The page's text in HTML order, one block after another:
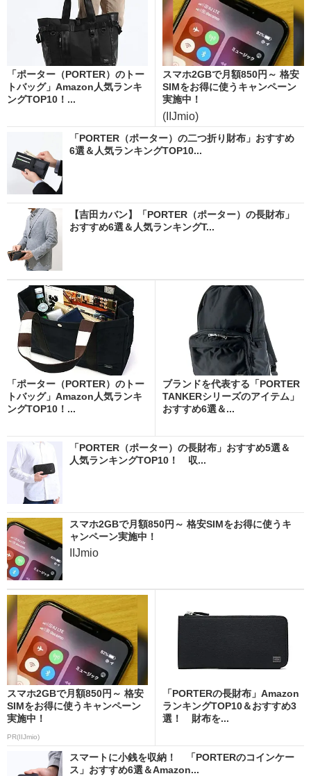
「ポーター（PORTER）のトー
トバッグ」Amazon人気ランキ
ングTOP10！...
スマホ2GBで月額850円～ 格安
SIMをお得に使うキャンペーン
実施中！
(IIJmio)
「PORTER（ポーター）の二つ折り財布」おすすめ
6選＆人気ランキングTOP10...
【吉田カバン】「PORTER（ポーター）の長財布」
おすすめ6選＆人気ランキングT...
「ポーター（PORTER）のトー
トバッグ」Amazon人気ランキ
ングTOP10！...
ブランドを代表する「PORTER
TANKERシリーズのアイテム」
おすすめ6選＆...
「PORTER（ポーター）の長財布」おすすめ5選＆
人気ランキングTOP10！ 収...
スマホ2GBで月額850円～ 格安SIMをお得に使うキ
ャンペーン実施中！
IIJmio
スマホ2GBで月額850円～ 格安
SIMをお得に使うキャンペーン
実施中！
PR(IIJmio)
「PORTERの長財布」Amazon
ランキングTOP10＆おすすめ3
選！ 財布を...
スマートに小銭を収納！ 「PORTERのコインケー
ス」おすすめ6選＆Amazon...